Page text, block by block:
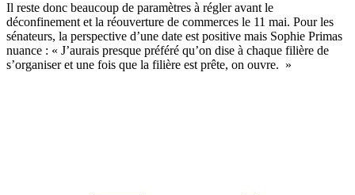
Il reste donc beaucoup de paramètres à régler avant le
déconfinement et la réouverture de commerces le 11 mai. Pour les
sénateurs, la perspective d’une date est positive mais Sophie Primas
nuance : « J’aurais presque préféré qu’on dise à chaque filière de
s’organiser et une fois que la filière est prête, on ouvre. »